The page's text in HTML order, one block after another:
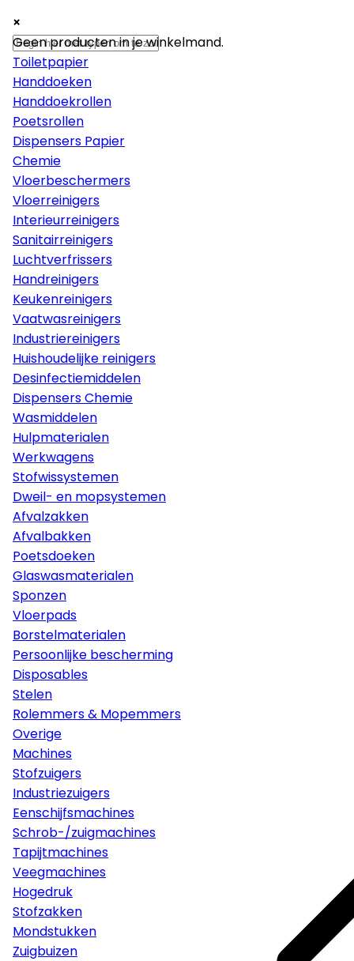
×
Papier
Toiletpapier
Handdoeken
Handdoekrollen
Poetsrollen
Dispensers Papier
Chemie
Vloerbeschermers
Vloerreinigers
Interieurreinigers
Sanitairreinigers
Luchtverfrissers
Handreinigers
Keukenreinigers
Vaatwasreinigers
Industriereinigers
Huishoudelijke reinigers
Desinfectiemiddelen
Dispensers Chemie
Wasmiddelen
Hulpmaterialen
Werkwagens
Stofwissystemen
Dweil- en mopsystemen
Afvalzakken
Afvalbakken
Poetsdoeken
Glaswasmaterialen
Sponzen
Vloerpads
Borstelmaterialen
Persoonlijke bescherming
Disposables
Stelen
Rolemmers & Mopemmers
Overige
Machines
Stofzuigers
Industriezuigers
Eenschijfsmachines
Schrob-/zuigmachines
Tapijtmachines
Veegmachines
Hogedruk
Stofzakken
Mondstukken
Zuigbuizen
×
×
Geen producten in je winkelmand.